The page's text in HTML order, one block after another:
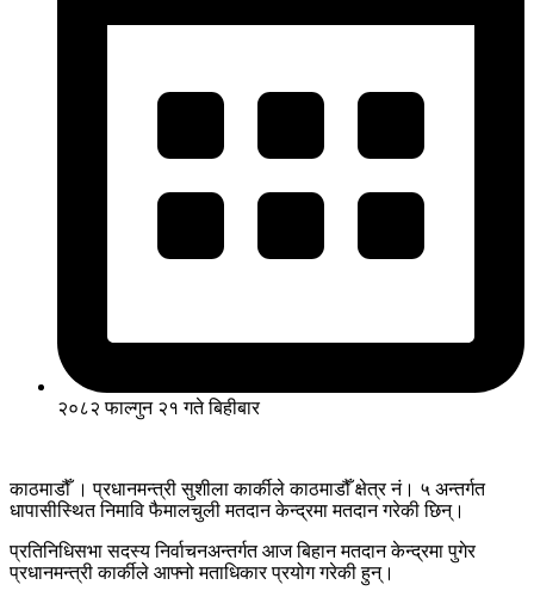
२०८२ फाल्गुन २१ गते बिहीबार
काठमाडौँ । प्रधानमन्त्री सुशीला कार्कीले काठमाडौँ क्षेत्र नं। ५ अन्तर्गत
धापासीस्थित निमावि फैमालचुली मतदान केन्द्रमा मतदान गरेकी छिन्।
प्रतिनिधिसभा सदस्य निर्वाचनअन्तर्गत आज बिहान मतदान केन्द्रमा पुगेर
प्रधानमन्त्री कार्कीले आफ्नो मताधिकार प्रयोग गरेकी हुन्।